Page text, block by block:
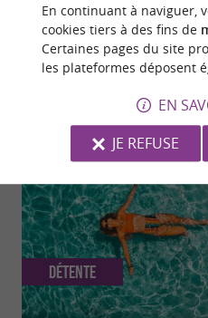
NOUS AVONS
Détente
En continuant à naviguer,
cookies tiers à des fins de
Certaines pages du site
les plateformes déposent
EN
JE REFUSE